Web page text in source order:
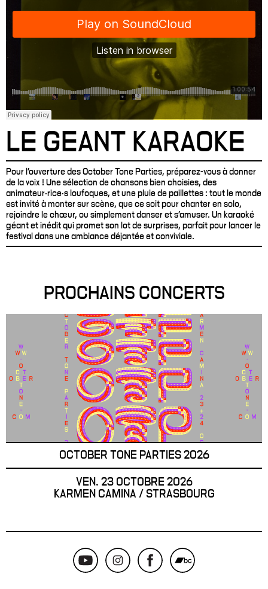
LE GEANT KARAOKE
Pour l’ouverture des October Tone Parties, préparez-vous à donner
de la voix ! Une sélection de chansons bien choisies, des
animateur·rice·s loufoques, et une pluie de paillettes : tout le monde
est invité à monter sur scène, que ce soit pour chanter en solo,
rejoindre le chœur, ou simplement danser et s’amuser. Un karaoké
géant et inédit qui promet son lot de surprises, parfait pour lancer le
festival dans une ambiance déjantée et conviviale.
PROCHAINS CONCERTS
OCTOBER TONE PARTIES 2026
VEN. 23 OCTOBRE 2026
KARMEN CAMINA / STRASBOURG